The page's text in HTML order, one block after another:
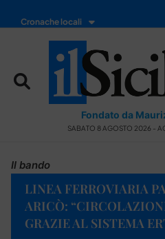
Cronache locali
Fondato da
SABATO 8 AGOSTO 2026 -
Il bando
LINEA FERROVIARIA
ARICÒ:
GRAZIE AL SISTEMA